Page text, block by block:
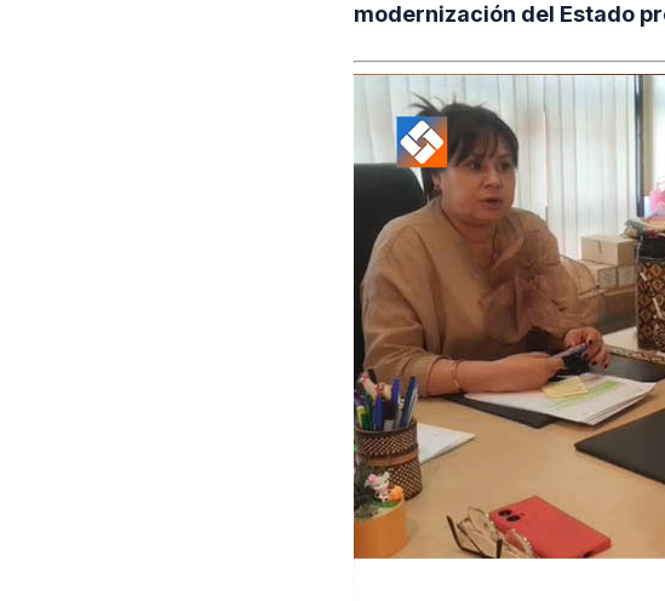
modernización del Estado